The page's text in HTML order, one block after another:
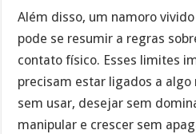
Além disso, um namoro
pode se resumir a regras
contato físico. Esses limites
precisam estar ligados a
sem usar, desejar sem
manipular e crescer sem